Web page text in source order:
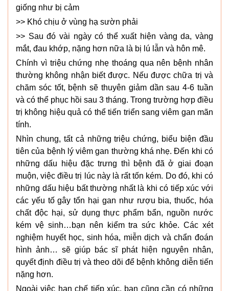
giống như bị cảm
>> Khó chịu ở vùng hạ sườn phải
>> Sau đó vài ngày có thể xuất hiện vàng da, vàng
mắt, đau khớp, nặng hơn nữa là bị lú lẫn và hôn mê.
Chính vì triệu chứng nhẹ thoáng qua nên bệnh nhân
thường không nhận biết được. Nếu được chữa trị và
chăm sóc tốt, bệnh sẽ thuyên giảm dần sau 4-6 tuần
và có thể phục hồi sau 3 tháng. Trong trường hợp điều
trị không hiệu quả có thể tiến triển sang viêm gan mãn
tính.
Nhìn chung, tất cả những triệu chứng, biểu biện đầu
tiên của bệnh lý viêm gan thường khá nhẹ. Đến khi có
những dấu hiệu đặc trưng thì bệnh đã ở giai đoạn
muộn, việc điều trị lúc này là rất tốn kém. Do đó, khi có
những dấu hiệu bất thường nhất là khi có tiếp xúc với
các yếu tố gây tổn hại gan như rượu bia, thuốc, hóa
chất độc hại, sử dụng thực phẩm bẩn, nguồn nước
kém vệ sinh…bạn nên kiểm tra sức khỏe. Các xét
nghiệm huyết học, sinh hóa, miễn dịch và chẩn đoán
hình ảnh… sẽ giúp bác sĩ phát hiện nguyên nhân,
quyết định điều trị và theo dõi để bệnh không diễn tiến
nặng hơn.
Ngoài việc hạn chế tiếp xúc, bạn cũng cần có những